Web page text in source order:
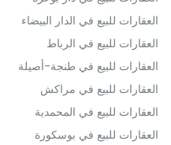
العقارات للبيع في الدار البيضاء
العقارات للبيع في الرباط
العقارات للبيع في طنجة-أصيلة
العقارات للبيع في مراكش
العقارات للبيع في المحمدية
العقارات للبيع في بوسكورة